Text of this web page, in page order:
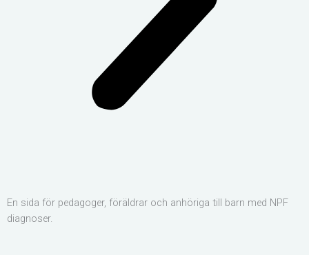
En sida för pedagoger, föräldrar och anhöriga till barn med NPF
diagnoser.